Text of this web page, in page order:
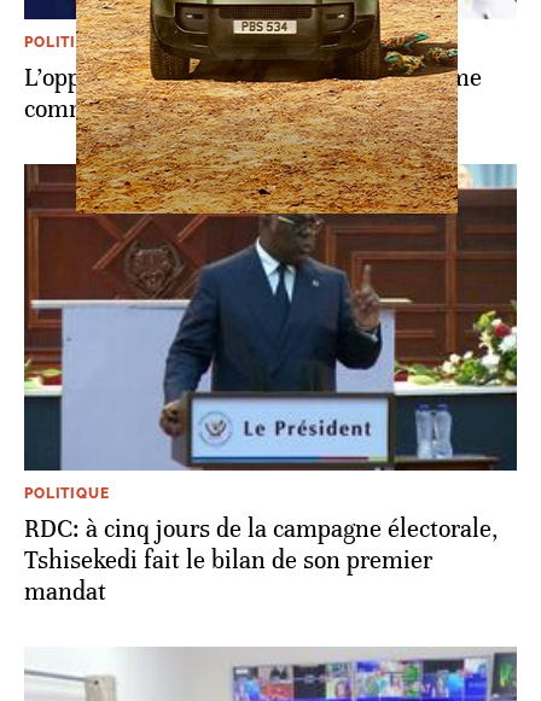
POLITIQUE
L’opposition de RDC adopte un programme
commun, sans le camp Fayulu
POLITIQUE
RDC: à cinq jours de la campagne électorale,
Tshisekedi fait le bilan de son premier
mandat